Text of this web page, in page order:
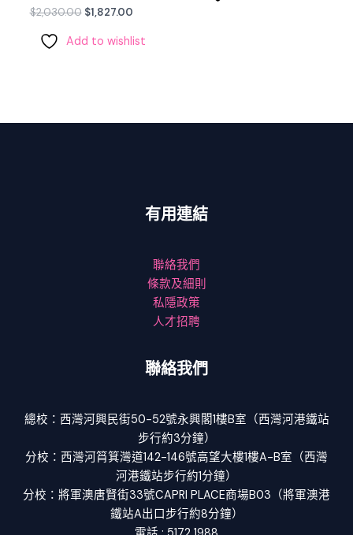
$2,030.00 $1,827.00
Add to wishlist
有用連結
聯絡我們
條款及細則
私隱政策
人才招聘
聯絡我們
總校：西灣河興民街50-52號永興閣1樓B室（西灣河港鐵站
步行約3分鐘）
分校：西灣河筲箕灣道142-146號高望大樓1樓A-B室（西灣
河港鐵站步行約1分鐘）
分校：將軍澳唐賢街33號CAPRI PLACE商場B03（將軍澳港
鐵站A出口步行約8分鐘）